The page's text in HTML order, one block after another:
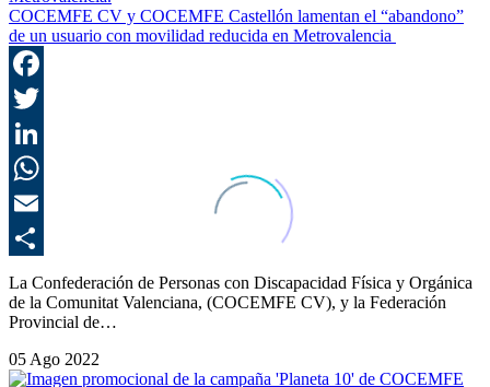
COCEMFE CV y COCEMFE Castellón lamentan el “abandono”
de un usuario con movilidad reducida en Metrovalencia
La Confederación de Personas con Discapacidad Física y Orgánica
de la Comunitat Valenciana, (COCEMFE CV), y la Federación
Provincial de…
05 Ago 2022